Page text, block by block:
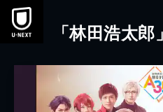
本文へスキップ
「林田浩太